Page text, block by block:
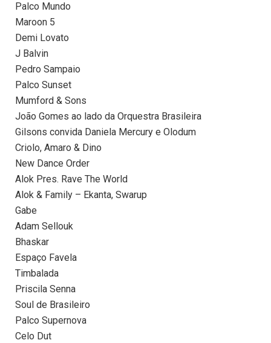
Palco Mundo
Maroon 5
Demi Lovato
J Balvin
Pedro Sampaio
Palco Sunset
Mumford & Sons
João Gomes ao lado da Orquestra Brasileira
Gilsons convida Daniela Mercury e Olodum
Criolo, Amaro & Dino
New Dance Order
Alok Pres. Rave The World
Alok & Family – Ekanta, Swarup
Gabe
Adam Sellouk
Bhaskar
Espaço Favela
Timbalada
Priscila Senna
Soul de Brasileiro
Palco Supernova
Celo Dut